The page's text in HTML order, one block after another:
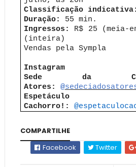
Classificação indicativa:
Duração:
55 min.
Ingressos:
R$ 25 (meia-
(inteira)
Vendas pela Sympla
Instagram
Sede da
Atores: @
Espetáculo
Cachorro!: @
COMPARTILHE
Facebook
Twitter